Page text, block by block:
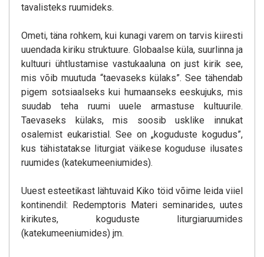
tavalisteks ruumideks.
Ometi, täna rohkem, kui kunagi varem on tarvis kiiresti
uuendada kiriku struktuure. Globaalse küla, suurlinna ja
kultuuri ühtlustamise vastukaaluna on just kirik see,
mis võib muutuda “taevaseks külaks”. See tähendab
pigem sotsiaalseks kui humaanseks eeskujuks, mis
suudab teha ruumi uuele armastuse kultuurile.
Taevaseks külaks, mis soosib usklike innukat
osalemist eukaristial. See on „koguduste kogudus”,
kus tähistatakse liturgiat väikese koguduse ilusates
ruumides (katekumeeniumides).
Uuest esteetikast lähtuvaid Kiko töid võime leida viiel
kontinendil: Redemptoris Materi seminarides, uutes
kirikutes, koguduste liturgiaruumides
(katekumeeniumides) jm.